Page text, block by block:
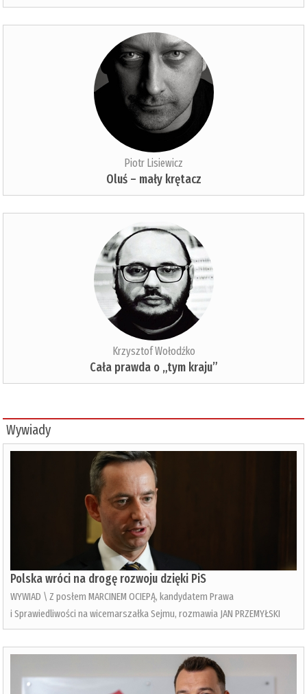
Piotr Lisiewicz
Oluś – mały krętacz
Krzysztof Wołodźko
Cała prawda o „tym kraju”
Wywiady
Polska wróci na drogę rozwoju dzięki PiS
WYWIAD \ Z posłem MARCINEM OCIEPĄ, kandydatem Prawa
i Sprawiedliwości na wicemarszałka Sejmu, rozmawia JAN PRZEMYŁSKI